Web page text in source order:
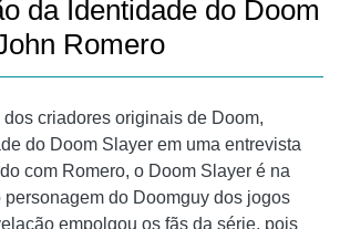
da Identidade do Doom
Romero
criadores originais de Doom,
do Doom Slayer em uma entrevista
com Romero, o Doom Slayer é na
personagem do Doomguy dos jogos
empolgou os fãs da série, pois